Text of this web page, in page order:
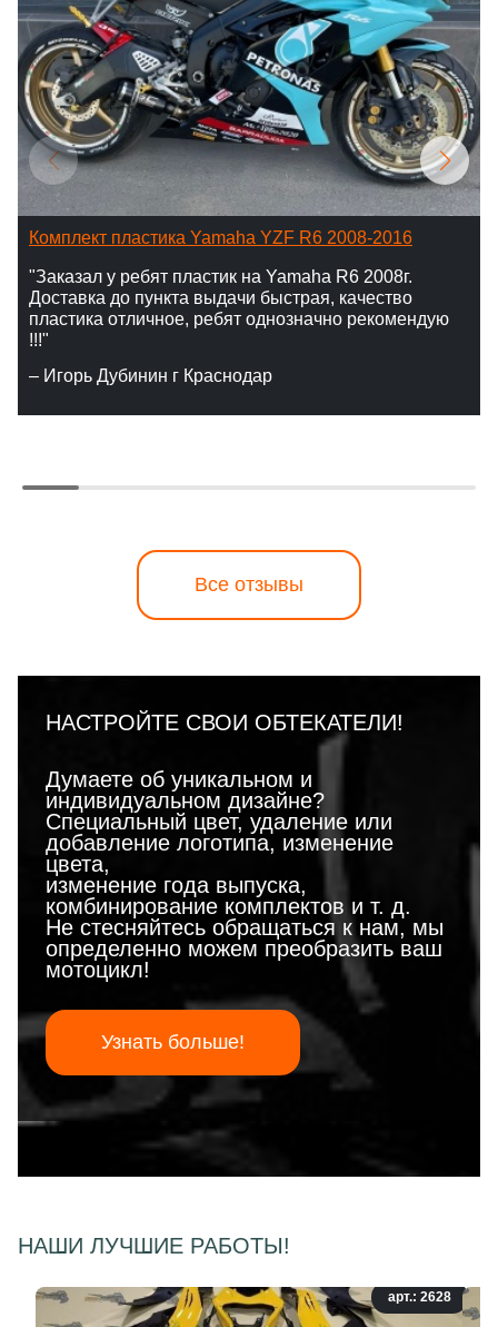
Комплект пластика Yamaha YZF R6 2008-2016
"Заказал у ребят пластик на Yamaha R6 2008г.
Доставка до пункта выдачи быстрая, качество
пластика отличное, ребят однозначно рекомендую
!!!"
– Игорь Дубинин г Краснодар
Все отзывы
НАСТРОЙТЕ СВОИ ОБТЕКАТЕЛИ!
Думаете об уникальном и
индивидуальном дизайне?
Специальный цвет, удаление или
добавление логотипа, изменение
цвета,
изменение года выпуска,
комбинирование комплектов и т. д.
Не стесняйтесь обращаться к нам, мы
определенно можем преобразить ваш
мотоцикл!
Узнать больше!
НАШИ ЛУЧШИЕ РАБОТЫ!
арт.: 2628